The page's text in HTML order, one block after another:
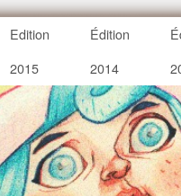
Edition
2015
Édition
2014